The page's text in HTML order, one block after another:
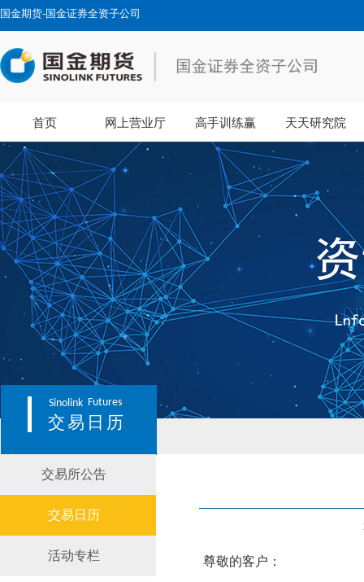
国金期货-国金证券全资子公司
首页 网上营业厅 高手训练赢 天天研究院
Sinolink Futures
交易日历
交易所公告
交易日历
活动专栏 尊敬的客户：